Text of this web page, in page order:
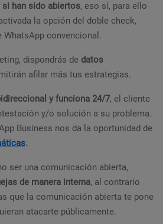
si han sido abiertos, eso sí, para ello
la opción del doble check,
convencional.
dispondrás de datos
afilar más tus estrategias.
y funciona 24/7, el cliente
y/o solución a su problema.
Business nos da la oportunidad de
.
ser una comunicación abierta,
de manera interna, al contrario
que la comunicación abierta te pone
atacarte públicamente.